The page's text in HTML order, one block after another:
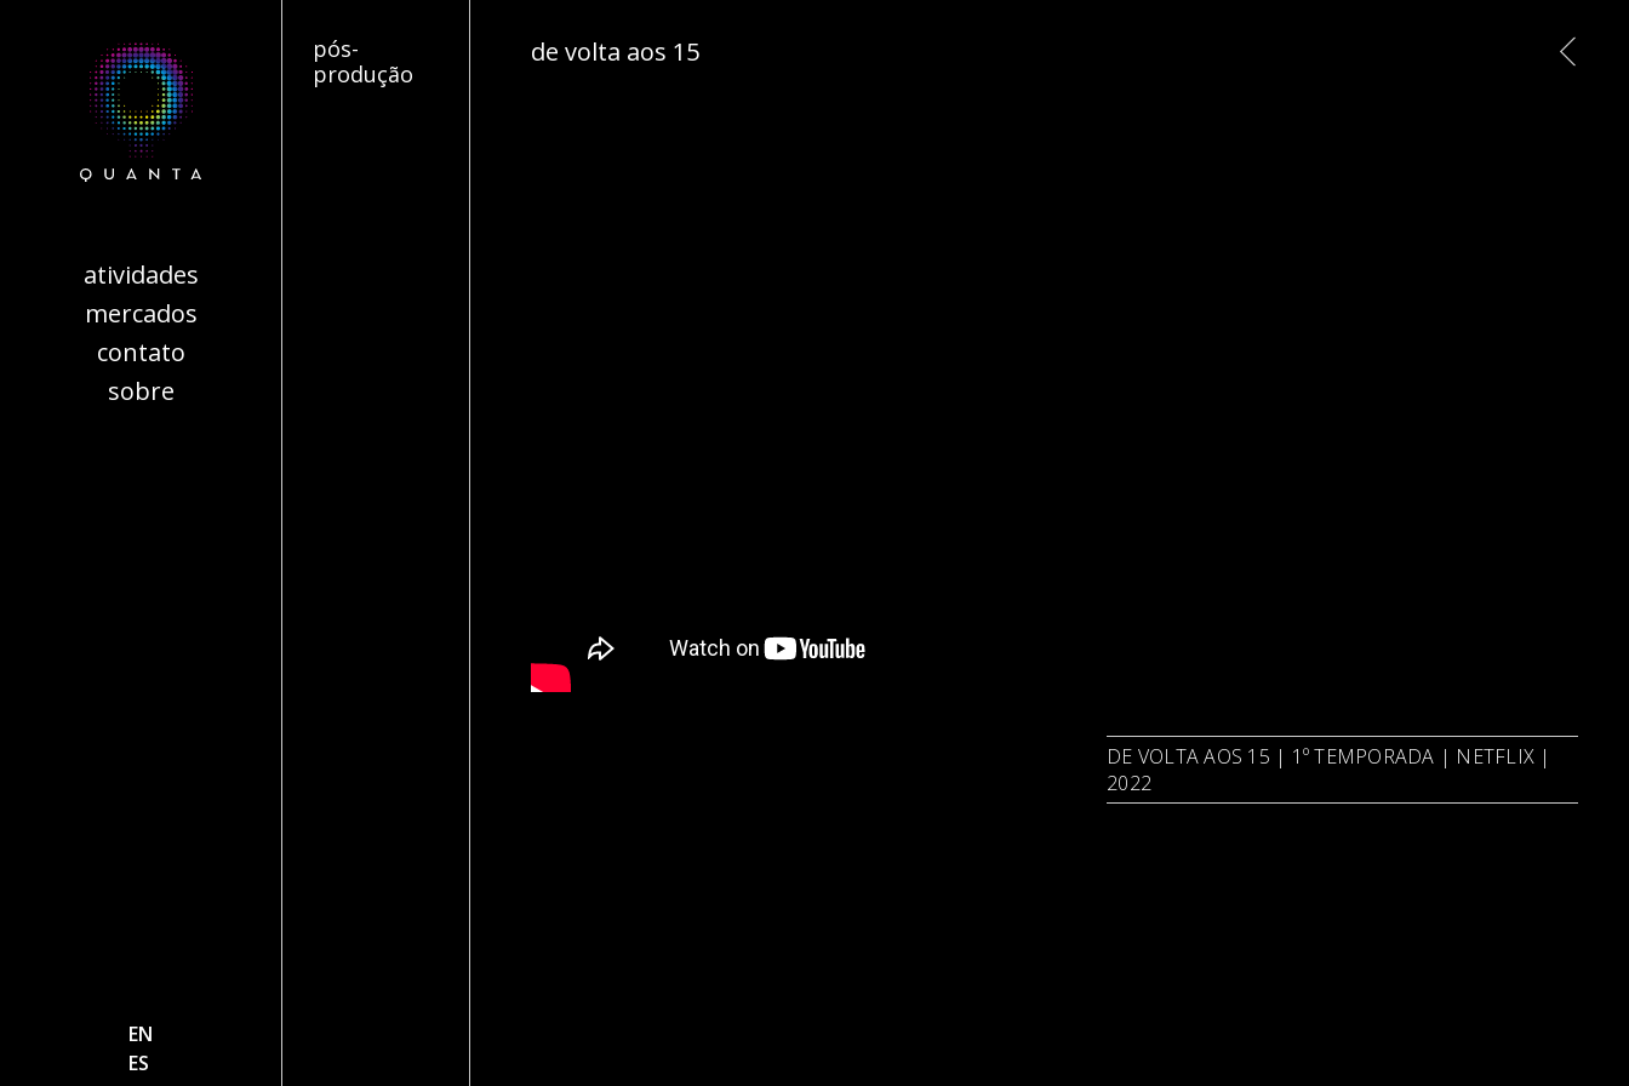
atividades
mercados
contato
sobre
EN
ES
pós-
produção
de volta aos 15
DE VOLTA AOS 15 | 1º TEMPORADA | NETFLIX |
2022